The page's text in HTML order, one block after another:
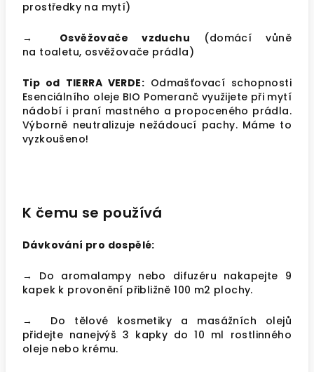
prostředky na mytí)
→ Osvěžovače vzduchu (domácí vůně
na toaletu, osvěžovače prádla)
Tip od TIERRA VERDE: Odmašťovací schopnosti
Esenciálního oleje BIO Pomeranč využijete při mytí
nádobí i praní mastného a propoceného prádla.
Výborně neutralizuje nežádoucí pachy. Máme to
vyzkoušeno!
K čemu se používá
Dávkování pro dospělé:
→ Do aromalampy nebo difuzéru nakapejte 9
kapek k provonění přibližně 100 m2 plochy.
→ Do tělové kosmetiky a masážních olejů
přidejte nanejvýš 3 kapky do 10 ml rostlinného
oleje nebo krému.